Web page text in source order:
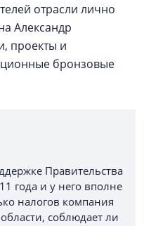
отрасли лично
Александр
проекты и
бронзовые
Правительства
года и у него вполне
налогов компания
соблюдает ли